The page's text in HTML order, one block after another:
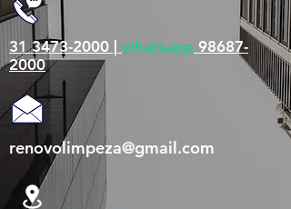
31 3473-2000 | whatsapp 98687-
2000
renovolimpeza@gmail.com